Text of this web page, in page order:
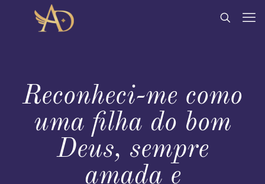
Reconheci-me como
uma filha do bom
Deus, sempre
amada e